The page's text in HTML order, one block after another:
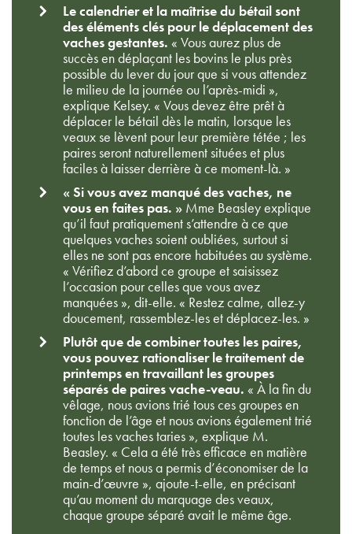
Le calendrier et la maîtrise du bétail sont
des éléments clés pour le déplacement des
vaches gestantes. « Vous aurez plus de
succès en déplaçant les bovins le plus près
possible du lever du jour que si vous attendez
le milieu de la journée ou l’après-midi »,
explique Kelsey. « Vous devez être prêt à
déplacer le bétail dès le matin, lorsque les
veaux se lèvent pour leur première tétée ; les
paires seront naturellement situées et plus
faciles à laisser derrière à ce moment-là. »
« Si vous avez manqué des vaches, ne
vous en faites pas. » Mme Beasley explique
qu’il faut pratiquement s’attendre à ce que
quelques vaches soient oubliées, surtout si
elles ne sont pas encore habituées au système.
« Vérifiez d’abord ce groupe et saisissez
l’occasion pour celles que vous avez
manquées », dit-elle. « Restez calme, allez-y
doucement, rassemblez-les et déplacez-les. »
Plutôt que de combiner toutes les paires,
vous pouvez rationaliser le traitement de
printemps en travaillant les groupes
séparés de paires vache-veau. « À la fin du
vêlage, nous avions trié tous ces groupes en
fonction de l’âge et nous avions également trié
toutes les vaches taries », explique M.
Beasley. « Cela a été très efficace en matière
de temps et nous a permis d’économiser de la
main-d’œuvre », ajoute-t-elle, en précisant
qu’au moment du marquage des veaux,
chaque groupe séparé avait le même âge.